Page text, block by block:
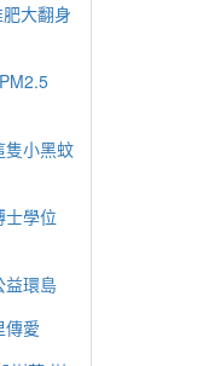
大翻身
隻小黑蚊
學位
益環島
傳愛